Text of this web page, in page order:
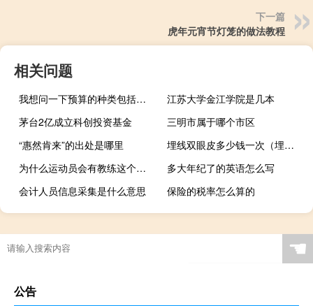
下一篇
虎年元宵节灯笼的做法教程
相关问题
我想问一下预算的种类包括哪些
江苏大学金江学院是几本
茅台2亿成立科创投资基金
三明市属于哪个市区
“惠然肯来”的出处是哪里
埋线双眼皮多少钱一次（埋线双眼皮多少钱）
为什么运动员会有教练这个职位
多大年纪了的英语怎么写
会计人员信息采集是什么意思
保险的税率怎么算的
☚
公告